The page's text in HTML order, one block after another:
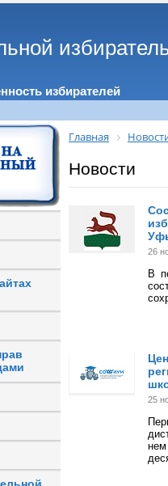
избирателей
Главная
Новости
26
В
25